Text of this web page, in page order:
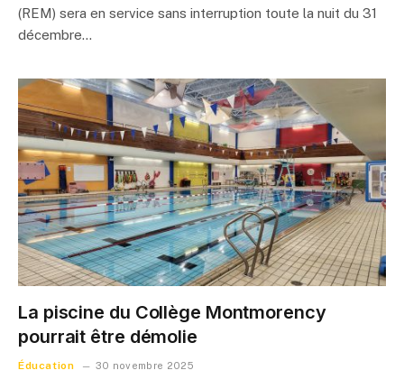
(REM) sera en service sans interruption toute la nuit du 31
décembre…
La piscine du Collège Montmorency
pourrait être démolie
Éducation 30 novembre 2025